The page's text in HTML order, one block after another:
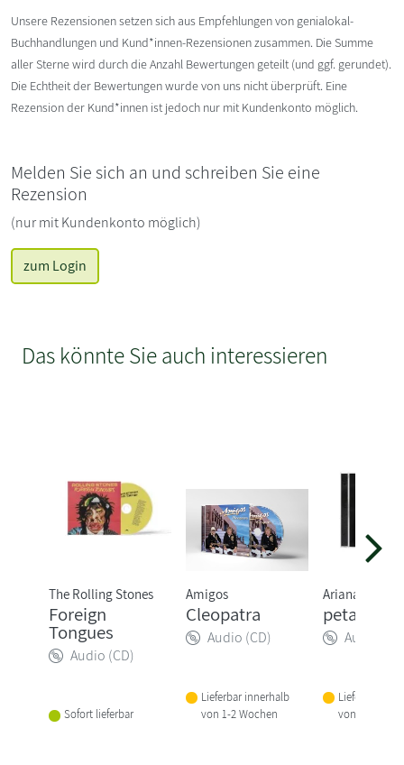
Unsere Rezensionen setzen sich aus Empfehlungen von genialokal-
Buchhandlungen und Kund*innen-Rezensionen zusammen. Die Summe
aller Sterne wird durch die Anzahl Bewertungen geteilt (und ggf. gerundet).
Die Echtheit der Bewertungen wurde von uns nicht überprüft. Eine
Rezension der Kund*innen ist jedoch nur mit Kundenkonto möglich.
Melden Sie sich an und schreiben Sie eine
Rezension
(nur mit Kundenkonto möglich)
zum Login
Das könnte Sie auch interessieren
The Rolling Stones
Foreign
Tongues
Audio (CD)
Sofort lieferbar
Amigos
Cleopatra
Audio (CD)
Lieferbar innerhalb
von 1-2 Wochen
Ariana Grande
petal
Audio
Lieferbar
von 1-2